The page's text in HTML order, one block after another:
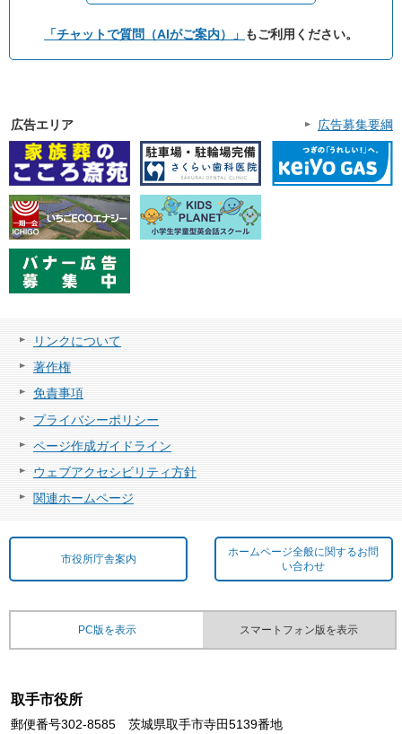
「チャットで質問（AIがご案内）」 もご利用ください。
広告エリア 広告募集要綱
リンクについて
著作権
免責事項
プライバシーポリシー
ページ作成ガイドライン
ウェブアクセシビリティ方針
関連ホームページ
市役所庁舎案内
ホームページ全般に関するお問
い合わせ
PC版を表示 スマートフォン版を表示
取手市役所
郵便番号302-8585 茨城県取手市寺田5139番地